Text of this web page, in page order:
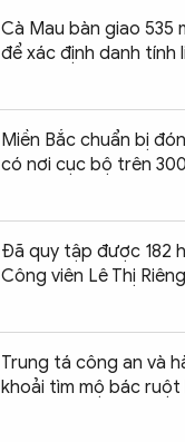
Cà Mau bàn giao 535
để xác định danh tính
Miền Bắc chuẩn bị
có nơi cục bộ trên
Đã quy tập được 182
Công viên Lê Thị Riêng
Trung tá công an và
khoải tìm mộ bác ruột